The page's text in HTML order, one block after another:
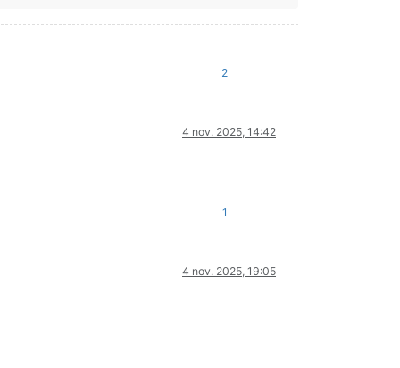
2
4 nov. 2025, 14:42
1
4 nov. 2025, 19:05